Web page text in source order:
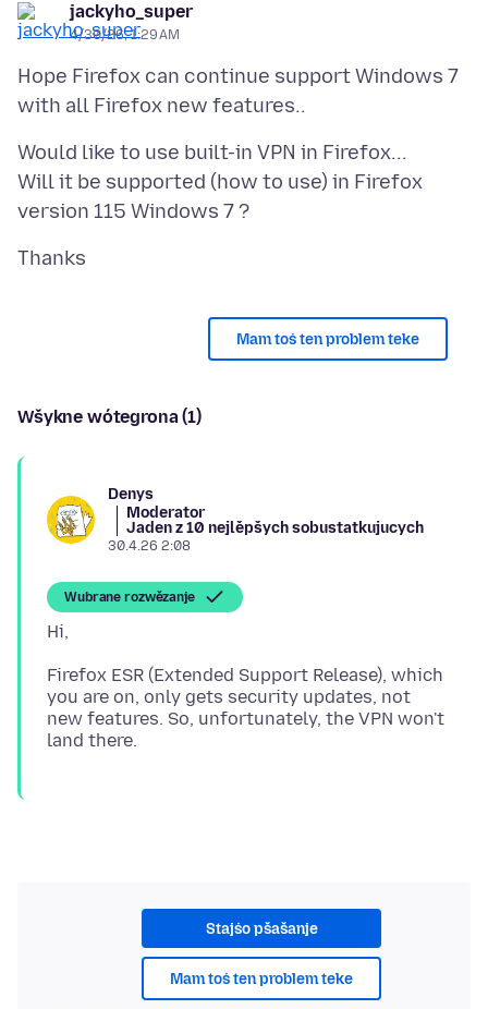
jackyho_super
4/30/26, 1:29 AM
Hope Firefox can continue support Windows 7
Would like to use built-in VPN in Firefox...
Will it be supported (how to use) in Firefox
Mam toś ten problem teke
Wšykne wótegrona (1)
Denys
Moderator
Jaden z 10 nejlěpšych sobustatkujucych
30.4.26 2:08
Wubrane rozwězanje
Firefox ESR (Extended Support Release), which
you are on, only gets security updates, not
new features. So, unfortunately, the VPN won't
Stajśo pšašanje
Mam toś ten problem teke